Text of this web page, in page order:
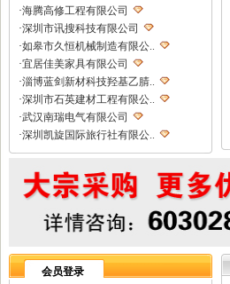
·海腾高修工程有限公司
·深圳市讯搜科技有限公司
·如皋市久恒机械制造有限公..
·宜居佳美家具有限公司
·淄博蓝剑新材科技羟基乙腈..
·深圳市石英建材工程有限公..
·武汉南瑞电气有限公司
·深圳凯旋国际旅行社有限公..
·重庆天鹰起重机械有限公司
宁波高新区克法拉电子科技..
内蒙古铁骑村
香港欧世敦集团有限公司
·苏州朗玛过滤器材有限公司
·聊城正亿金属材料有限公司
会员登录